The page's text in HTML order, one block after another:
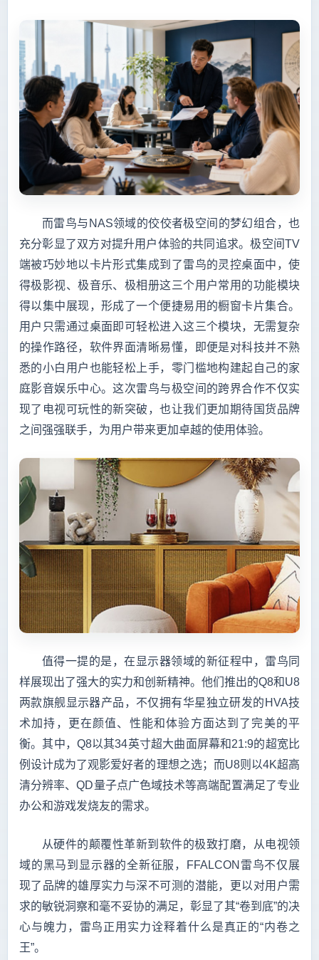
而雷鸟与NAS领域的佼佼者极空间的梦幻组合，也
充分彰显了双方对提升用户体验的共同追求。极空间TV
端被巧妙地以卡片形式集成到了雷鸟的灵控桌面中，使
得极影视、极音乐、极相册这三个用户常用的功能模块
得以集中展现，形成了一个便捷易用的橱窗卡片集合。
用户只需通过桌面即可轻松进入这三个模块，无需复杂
的操作路径，软件界面清晰易懂，即便是对科技并不熟
悉的小白用户也能轻松上手，零门槛地构建起自己的家
庭影音娱乐中心。这次雷鸟与极空间的跨界合作不仅实
现了电视可玩性的新突破，也让我们更加期待国货品牌
之间强强联手，为用户带来更加卓越的使用体验。
值得一提的是，在显示器领域的新征程中，雷鸟同
样展现出了强大的实力和创新精神。他们推出的Q8和U8
两款旗舰显示器产品，不仅拥有华星独立研发的HVA技
术加持，更在颜值、性能和体验方面达到了完美的平
衡。其中，Q8以其34英寸超大曲面屏幕和21:9的超宽比
例设计成为了观影爱好者的理想之选；而U8则以4K超高
清分辨率、QD量子点广色域技术等高端配置满足了专业
办公和游戏发烧友的需求。
从硬件的颠覆性革新到软件的极致打磨，从电视领
域的黑马到显示器的全新征服，FFALCON雷鸟不仅展
现了品牌的雄厚实力与深不可测的潜能，更以对用户需
求的敏锐洞察和毫不妥协的满足，彰显了其“卷到底”的决
心与魄力，雷鸟正用实力诠释着什么是真正的“内卷之
王”。